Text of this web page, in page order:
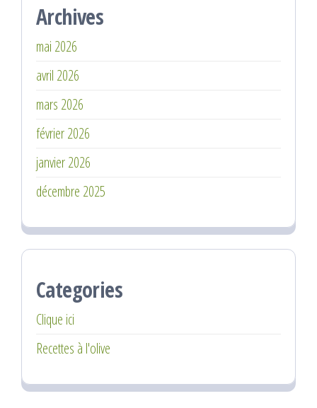
Archives
mai 2026
avril 2026
mars 2026
février 2026
janvier 2026
décembre 2025
Categories
Clique ici
Recettes à l'olive